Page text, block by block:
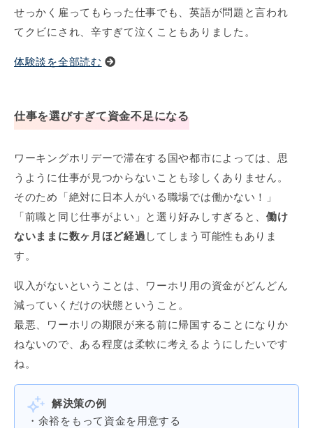
せっかく雇ってもらった仕事でも、英語が問題と言われ
てクビにされ、辛すぎて泣くこともありました。
体験談を全部読む
仕事を選びすぎて資金不足になる
ワーキングホリデーで滞在する国や都市によっては、思
うように仕事が見つからないことも珍しくありません。
そのため「絶対に日本人がいる職場では働かない！」
「前職と同じ仕事がよい」と選り好みしすぎると、働け
ないままに数ヶ月ほど経過してしまう可能性もありま
す。
収入がないということは、ワーホリ用の資金がどんどん
減っていくだけの状態ということ。
最悪、ワーホリの期限が来る前に帰国することになりか
ねないので、ある程度は柔軟に考えるようにしたいです
ね。
解決策の例
・余裕をもって資金を用意する